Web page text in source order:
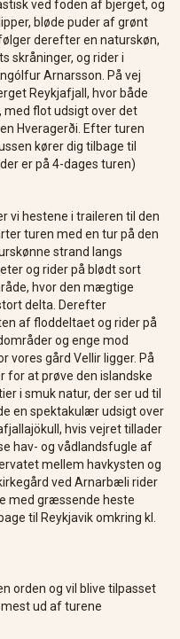
ved foden af ​​bjerget, og
bløde puder af grønt
derefter en naturskøn,
skråninger, og rider i
Arnarsson. På vej
Reykjafjall, hvor både
flot udsigt over det
Hveragerði. Efter turen
kører dig tilbage til
er på 4-dages turen)
vi hestene i traileren til den
turen med en tur på den
strand langs
og rider på blødt sort
hvor den mægtige
delta. Derefter
af ​​floddeltaet og rider på
og enge mod
vores gård Vellir ligger. På
for at prøve den islandske
i smuk natur, der ser ud til
en spektakulær udsigt over
hvis vejret tillader
hav- og vådlandsfugle af
mellem havkysten og
ved Arnarbæli rider
med græssende heste
til Reykjavik omkring kl.
orden og vil blive tilpasset
ud af turene